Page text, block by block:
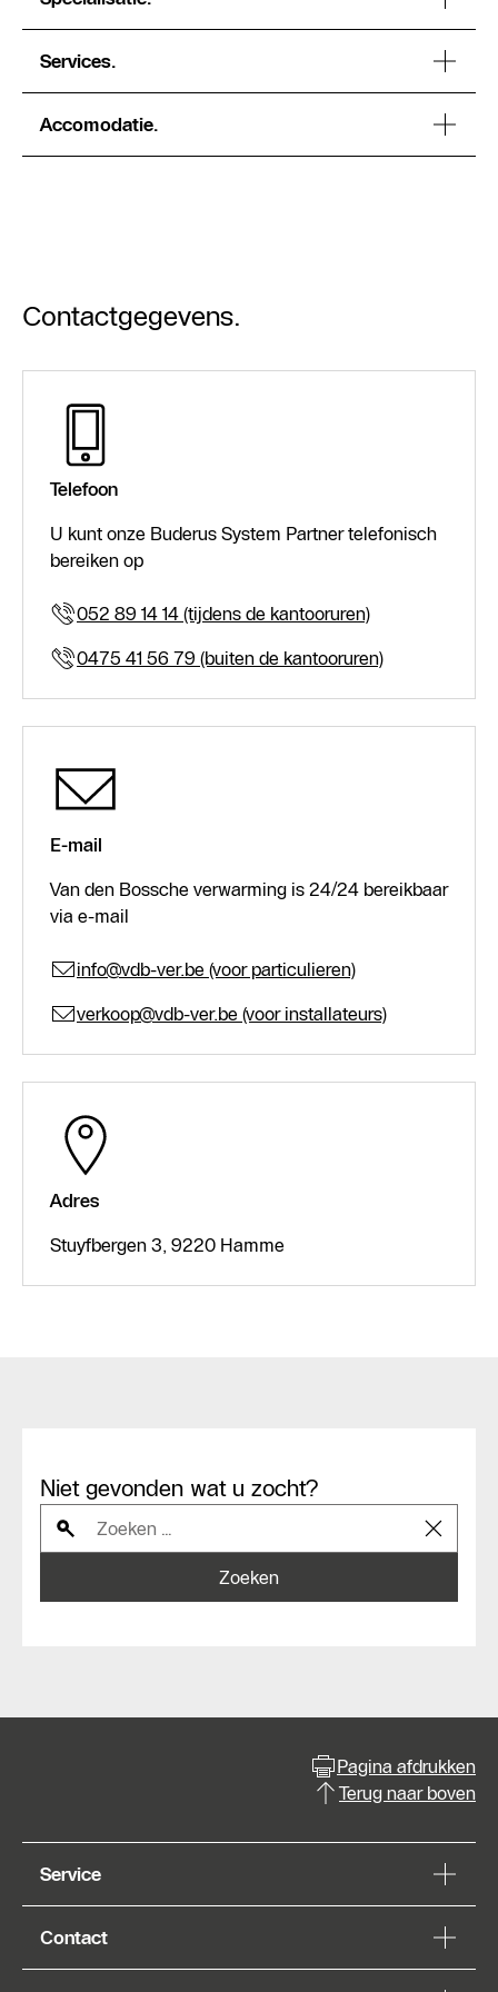
Services.
Accomodatie.
Contactgegevens.
Telefoon
U kunt onze Buderus System Partner telefonisch
bereiken op
052 89 14 14 (tijdens de kantooruren)
0475 41 56 79 (buiten de kantooruren)
E-mail
Van den Bossche verwarming is 24/24 bereikbaar
via e-mail
info@vdb-ver.be (voor particulieren)
verkoop@vdb-ver.be (voor installateurs)
Adres
Stuyfbergen 3, 9220 Hamme
Niet gevonden wat u zocht?
Zoeken
Pagina afdrukken
Terug naar boven
Service
Contact